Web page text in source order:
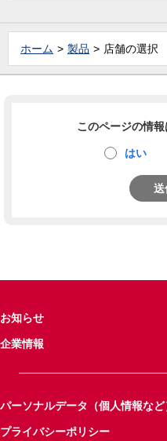
ホーム 製品 店舗の選択
このページの情
はい
送
お知らせ
企業情報
パーソナルデータ（個人情報な
プライバシーポリシー